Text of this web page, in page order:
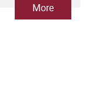
More